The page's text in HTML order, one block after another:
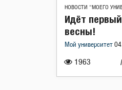
НОВОСТИ "МОЕГО
1963
Идёт
весны!
Мой университет